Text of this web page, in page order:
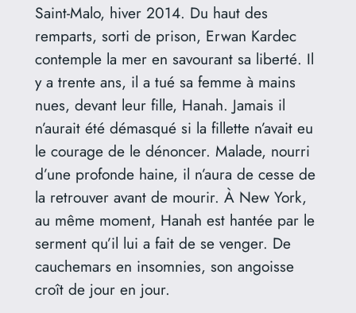
Saint-Malo, hiver 2014. Du haut des
remparts, sorti de prison, Erwan Kardec
contemple la mer en savourant sa liberté. Il
y a trente ans, il a tué sa femme à mains
nues, devant leur fille, Hanah. Jamais il
n’aurait été démasqué si la fillette n’avait eu
le courage de le dénoncer. Malade, nourri
d’une profonde haine, il n’aura de cesse de
la retrouver avant de mourir. À New York,
au même moment, Hanah est hantée par le
serment qu’il lui a fait de se venger. De
cauchemars en insomnies, son angoisse
croît de jour en jour.